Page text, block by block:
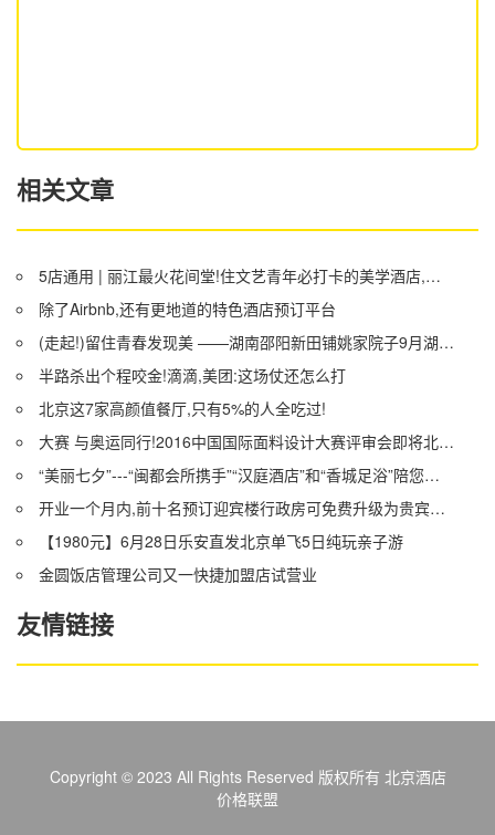
相关文章
5店通用 | 丽江最火花间堂!住文艺青年必打卡的美学酒店,包接机、下午茶,开业以来最冰点的福利!
除了Airbnb,还有更地道的特色酒店预订平台
(走起!)留住青春发现美 ——湖南邵阳新田铺姚家院子9月湖北4天3晚游召集令
半路杀出个程咬金!滴滴,美团:这场仗还怎么打
北京这7家高颜值餐厅,只有5%的人全吃过!
大赛 与奥运同行!2016中国国际面料设计大赛评审会即将北京开评!
“美丽七夕”---“闽都会所携手”“汉庭酒店”和“香城足浴”陪您共同度过!
开业一个月内,前十名预订迎宾楼行政房可免费升级为贵宾楼园景房.
【1980元】6月28日乐安直发北京单飞5日纯玩亲子游
金圆饭店管理公司又一快捷加盟店试营业
友情链接
Copyright © 2023 All Rights Reserved 版权所有 北京酒店
价格联盟